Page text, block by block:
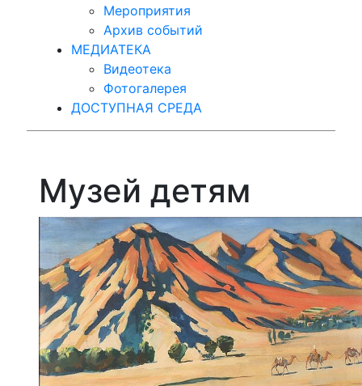
Мероприятия
Архив событий
МЕДИАТЕКА
Видеотека
Фотогалерея
ДОСТУПНАЯ СРЕДА
Музей детям